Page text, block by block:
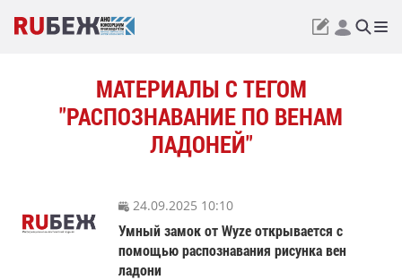
МАТЕРИАЛЫ С ТЕГОМ
"РАСПОЗНАВАНИЕ ПО ВЕНАМ
ЛАДОНЕЙ"
24.09.2025 10:10
Умный замок от Wyze открывается с
помощью распознавания рисунка вен
ладони